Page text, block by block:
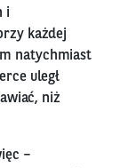
i
każdej
natychmiast
uległ
niż
–